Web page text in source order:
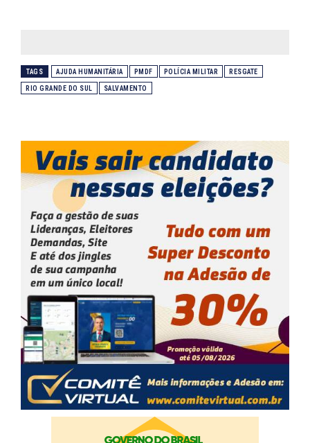
TAGS AJUDA HUMANITÁRIA PMDF POLÍCIA MILITAR RESGATE
RIO GRANDE DO SUL SALVAMENTO